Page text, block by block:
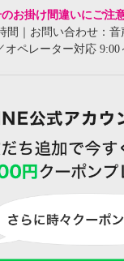
お掛け間違いにご注意
間｜お問い合わせ：
オペレーター対応 9:00